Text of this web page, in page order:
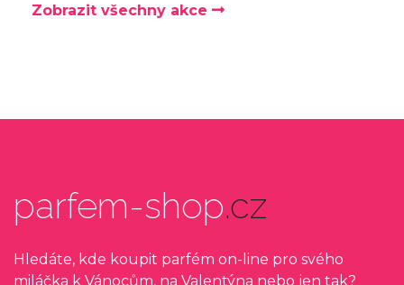
Zobrazit všechny akce
parfem-shop.cz
Hledáte, kde koupit parfém on-line pro svého
miláčka k Vánocům, na Valentýna nebo jen tak?